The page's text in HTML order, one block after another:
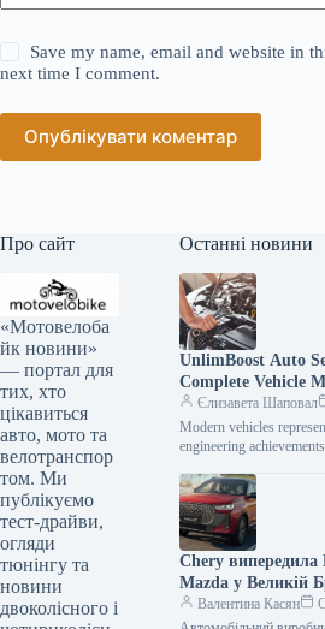
Save my name, email and website in
next time I comment.
Опублікувати коментар
Про сайт
«Мотовелоба
йк новини»
— портал для
тих, хто
цікавиться
авто, мото та
велотранспор
том. Ми
публікуємо
тест-драйви,
огляди
тюнінгу та
новини
двоколісного і
Останні новини
UnlimBoost Auto
Complete Vehicle
& ECU Tuning
Єлизавета Шаповал
Modern vehicles
engineering
with intricate electronic
systems. When searching
car…
Chery випередила
Mazda у Великій
лише за рік після
Валентина Касян